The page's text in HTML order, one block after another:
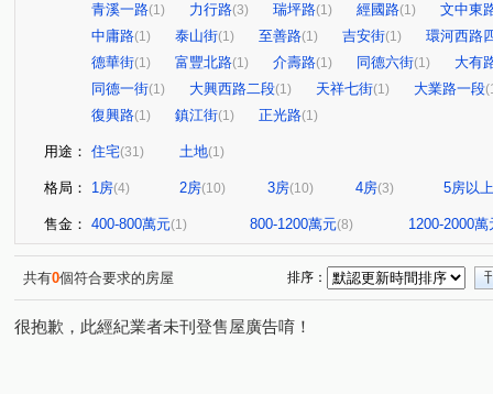
青溪一路(1) 力行路(3) 瑞坪路(1) 經國路(1)
文中東
中庸路(1) 泰山街(1) 至善路(1) 吉安街(1)
環河西路
德華街(1) 富豐北路(1) 介壽路(1) 同德六街(1)
大有
同德一街(1) 大興西路二段(1) 天祥七街(1) 大業路一段
復興路(1) 鎮江街(1) 正光路(1)
用途： 住宅(31) 土地(1)
格局： 1房(4) 2房(10) 3房(10) 4房(3) 5房以上
售金： 400-800萬元(1) 800-1200萬元(8) 1200-2000萬
共有0個符合要求的房屋 排序：
很抱歉，此經紀業者未刊登售屋廣告唷！